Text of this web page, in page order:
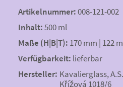
Artikelnummer:008-121-002
Inhalt:500 ml
Maße (H|B|T): 170 mm | 122
Verfügbarkeit: lieferbar
Hersteller: Kavalierglass, A.S.
Křížová 1018/6